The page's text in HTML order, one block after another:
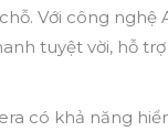
Với công
tuyệt vời, hỗ
có khả năng